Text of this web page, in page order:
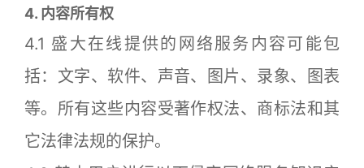
4. 内容所有权
4.1 盛大在线提供的网络服务内容可能包
括：文字、软件、声音、图片、录象、图表
等。所有这些内容受著作权法、商标法和其
它法律法规的保护。